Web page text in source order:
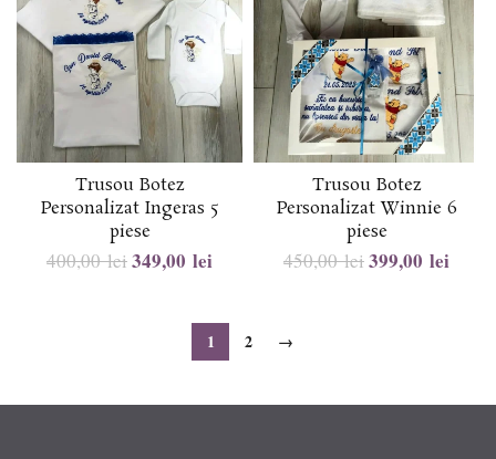
Trusou Botez
Personalizat Ingeras 5
piese
400,00lei349,00 lei
Trusou Botez
Personalizat Winnie 6
piese
450,00lei399,00 lei
1 2 →